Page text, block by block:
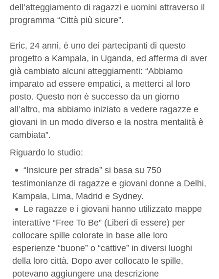
dell’atteggiamento di ragazzi e uomini attraverso il
programma “Città più sicure”.
Eric, 24 anni, è uno dei partecipanti di questo
progetto a Kampala, in Uganda, ed afferma di aver
già cambiato alcuni atteggiamenti: “Abbiamo
imparato ad essere empatici, a metterci al loro
posto. Questo non è successo da un giorno
all’altro, ma abbiamo iniziato a vedere ragazze e
giovani in un modo diverso e la nostra mentalità è
cambiata”.
Riguardo lo studio:
“Insicure per strada” si basa su 750
testimonianze di ragazze e giovani donne a Delhi,
Kampala, Lima, Madrid e Sydney.
Le ragazze e i giovani hanno utilizzato mappe
interattive “Free To Be” (Liberi di essere) per
collocare spille colorate in base alle loro
esperienze “buone” o “cattive” in diversi luoghi
della loro città. Dopo aver collocato le spille,
potevano aggiungere una descrizione